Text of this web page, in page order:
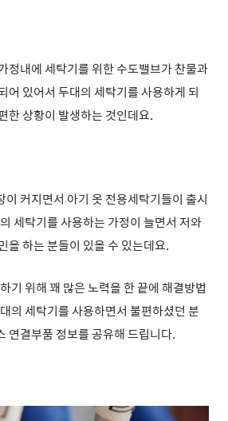
정내에 세탁기를 위한 수도밸브가 찬물과
어 있어서 두대의 세탁기를 사용하게 되
한 상황이 발생하는 것인데요.
커지면서 아기 옷 전용세탁기들이 출시
세탁기를 사용하는 가정이 늘면서 저와
을 하는 분들이 있을 수 있는데요.
기 위해 꽤 많은 노력을 한 끝에 해결방법
의 세탁기를 사용하면서 불편하셨던 분
연결부품 정보를 공유해 드립니다.